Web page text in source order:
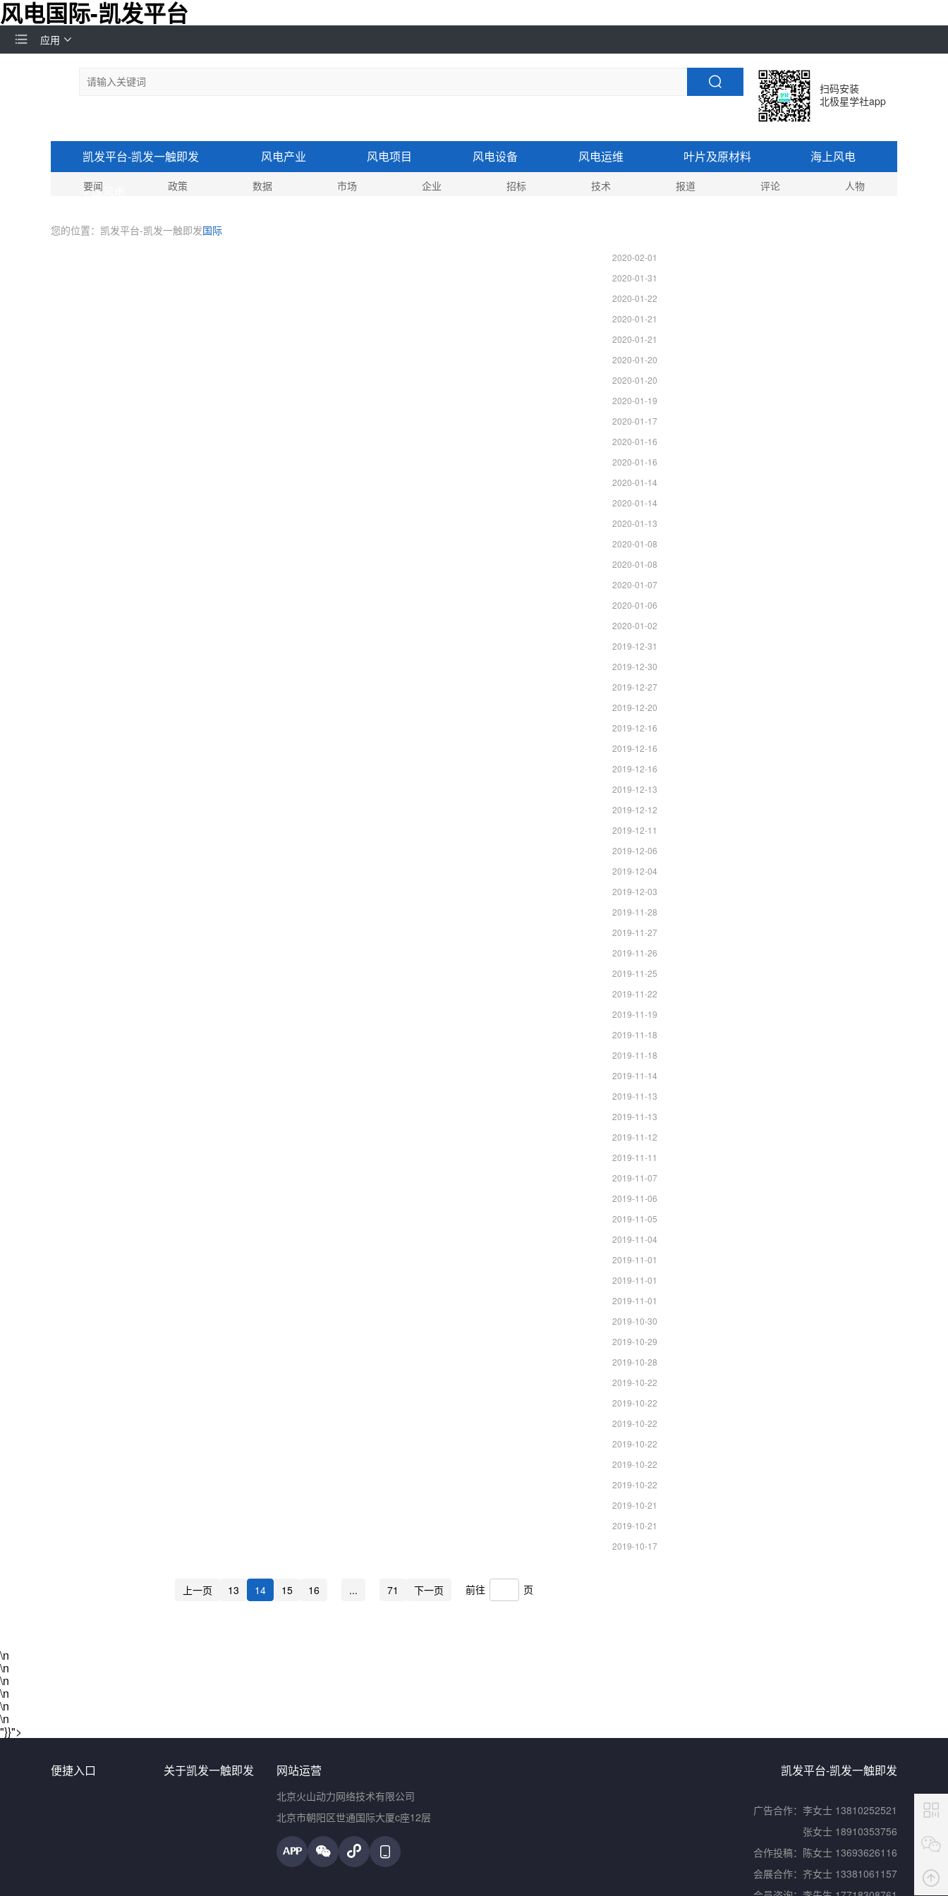
风电国际-凯发平台
应用
扫码安装
北极星学社app
凯发平台-凯发一触即发 风电产业 风电项目 风电设备 风电运维 叶片及原材料 海上风电
全球风电
要闻 政策 数据 市场 企业 招标 技术 报道 评论 人物
您的位置： 凯发平台-凯发一触即发国际
2020-02-01
2020-01-31
2020-01-22
2020-01-21
2020-01-21
2020-01-20
2020-01-20
2020-01-19
2020-01-17
2020-01-16
2020-01-16
2020-01-14
2020-01-14
2020-01-13
2020-01-08
2020-01-08
2020-01-07
2020-01-06
2020-01-02
2019-12-31
2019-12-30
2019-12-27
2019-12-20
2019-12-16
2019-12-16
2019-12-16
2019-12-13
2019-12-12
2019-12-11
2019-12-06
2019-12-04
2019-12-03
2019-11-28
2019-11-27
2019-11-26
2019-11-25
2019-11-22
2019-11-19
2019-11-18
2019-11-18
2019-11-14
2019-11-13
2019-11-13
2019-11-12
2019-11-11
2019-11-07
2019-11-06
2019-11-05
2019-11-04
2019-11-01
2019-11-01
2019-11-01
2019-10-30
2019-10-29
2019-10-28
2019-10-22
2019-10-22
2019-10-22
2019-10-22
2019-10-22
2019-10-22
2019-10-21
2019-10-21
2019-10-17
上一页 13 14 15 16 ... 71 下一页 前往 页
\n
\n
\n
\n
\n
\n
"}}">
便捷入口 关于凯发一触即发 网站运营
北京火山动力网络技术有限公司
北京市朝阳区世通国际大厦c座12层
凯发平台-凯发一触即发
广告合作： 李女士 13810252521
张女士 18910353756
合作投稿： 陈女士 13693626116
会展合作： 齐女士 13381061157